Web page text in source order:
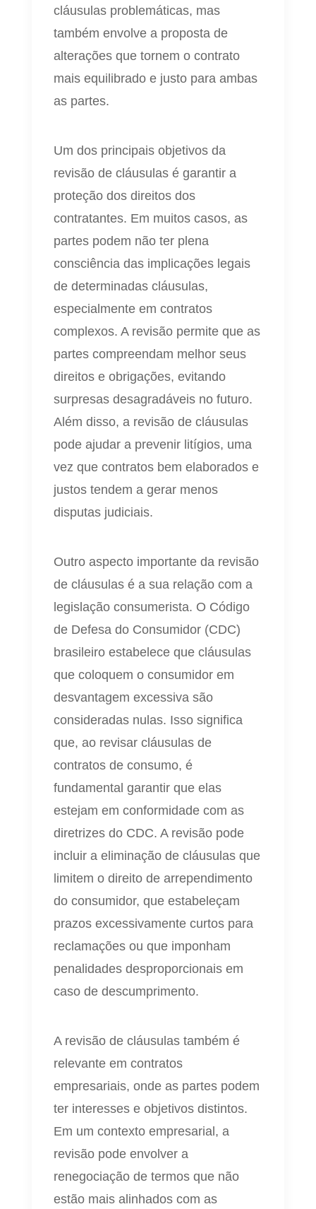
cláusulas problemáticas, mas
também envolve a proposta de
alterações que tornem o contrato
mais equilibrado e justo para ambas
as partes.
Um dos principais objetivos da
revisão de cláusulas é garantir a
proteção dos direitos dos
contratantes. Em muitos casos, as
partes podem não ter plena
consciência das implicações legais
de determinadas cláusulas,
especialmente em contratos
complexos. A revisão permite que as
partes compreendam melhor seus
direitos e obrigações, evitando
surpresas desagradáveis no futuro.
Além disso, a revisão de cláusulas
pode ajudar a prevenir litígios, uma
vez que contratos bem elaborados e
justos tendem a gerar menos
disputas judiciais.
Outro aspecto importante da revisão
de cláusulas é a sua relação com a
legislação consumerista. O Código
de Defesa do Consumidor (CDC)
brasileiro estabelece que cláusulas
que coloquem o consumidor em
desvantagem excessiva são
consideradas nulas. Isso significa
que, ao revisar cláusulas de
contratos de consumo, é
fundamental garantir que elas
estejam em conformidade com as
diretrizes do CDC. A revisão pode
incluir a eliminação de cláusulas que
limitem o direito de arrependimento
do consumidor, que estabeleçam
prazos excessivamente curtos para
reclamações ou que imponham
penalidades desproporcionais em
caso de descumprimento.
A revisão de cláusulas também é
relevante em contratos
empresariais, onde as partes podem
ter interesses e objetivos distintos.
Em um contexto empresarial, a
revisão pode envolver a
renegociação de termos que não
estão mais alinhados com as